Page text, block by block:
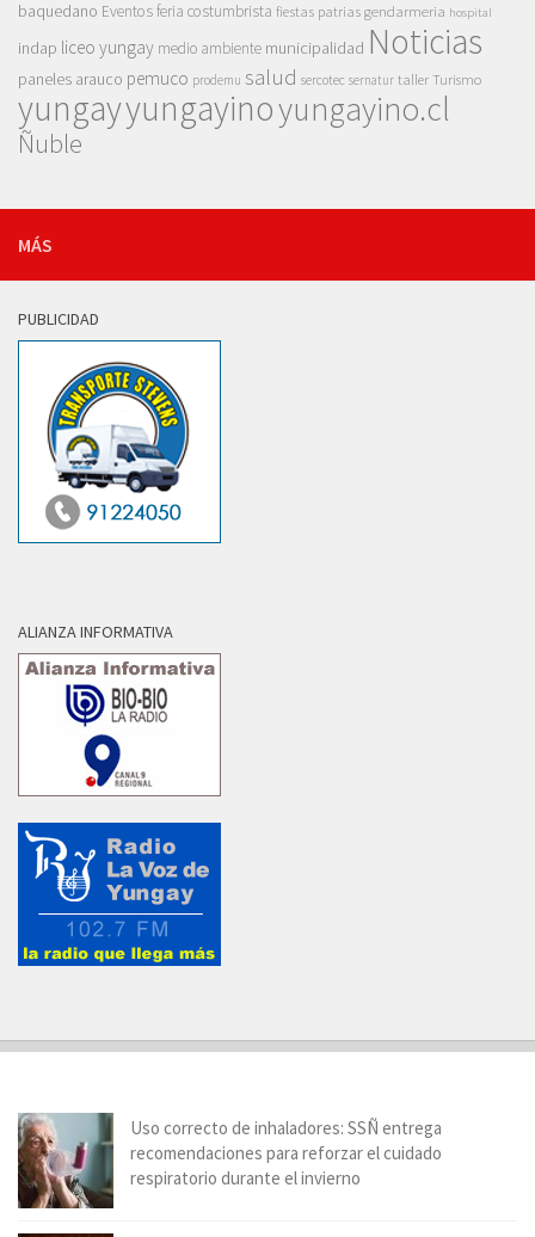
baquedano Eventosferia costumbrista fiestas patrias gendarmeria hospital
indap liceo yungay medio ambiente municipalidad Noticias
paneles arauco pemuco prodemu salud sercotec sernatur taller Turismo
yungayyungayinoyungayino.cl
Ñuble
MÁS
PUBLICIDAD
ALIANZA INFORMATIVA
Uso correcto de inhaladores: SSÑ entrega
recomendaciones para reforzar el cuidado
respiratorio durante el invierno